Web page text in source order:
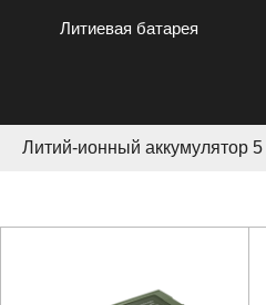
Литиевая батарея